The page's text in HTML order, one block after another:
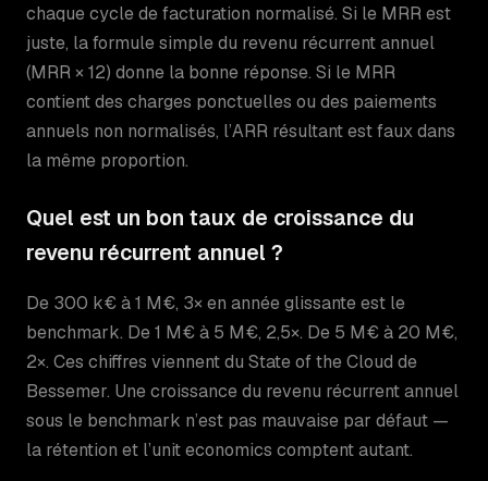
chaque cycle de facturation normalisé. Si le MRR est
juste, la formule simple du revenu récurrent annuel
(MRR × 12) donne la bonne réponse. Si le MRR
contient des charges ponctuelles ou des paiements
annuels non normalisés, l’ARR résultant est faux dans
la même proportion.
Quel est un bon taux de croissance du
revenu récurrent annuel ?
De 300 k€ à 1 M€, 3× en année glissante est le
benchmark. De 1 M€ à 5 M€, 2,5×. De 5 M€ à 20 M€,
2×. Ces chiffres viennent du State of the Cloud de
Bessemer. Une croissance du revenu récurrent annuel
sous le benchmark n’est pas mauvaise par défaut —
la rétention et l’unit economics comptent autant.